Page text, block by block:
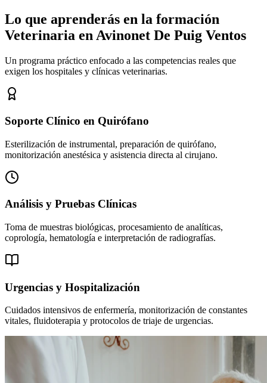
Lo que aprenderás en la formación
Veterinaria en Avinonet De Puig Ventos
Un programa práctico enfocado a las competencias reales que
exigen los hospitales y clínicas veterinarias.
Soporte Clínico en Quirófano
Esterilización de instrumental, preparación de quirófano,
monitorización anestésica y asistencia directa al cirujano.
Análisis y Pruebas Clínicas
Toma de muestras biológicas, procesamiento de analíticas,
coprología, hematología e interpretación de radiografías.
Urgencias y Hospitalización
Cuidados intensivos de enfermería, monitorización de constantes
vitales, fluidoterapia y protocolos de triaje de urgencias.